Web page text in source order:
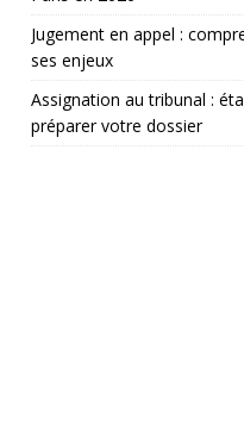
Jugement en appel :
ses enjeux
Assignation au tribunal :
préparer votre dossier